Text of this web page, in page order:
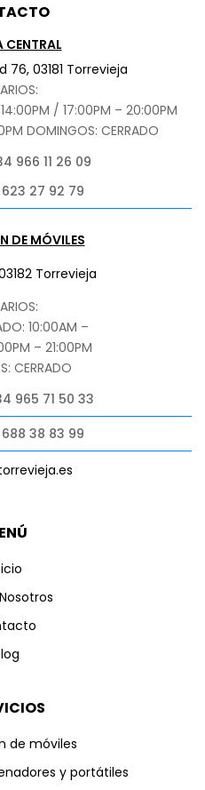
de móviles
y portátiles
CENTRAL
76, 03181 Torrevieja
14:00PM / 17:00PM – 20:00PM
DOMINGOS: CERRADO
966 11 26 09
623 27 92 79
DE MÓVILES
Torrevieja
10:00AM –
– 21:00PM
CERRADO
965 71 50 33
688 38 83 99